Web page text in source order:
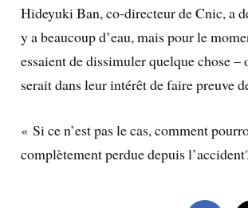
Hideyuki Ban, co-directeur de Cnic, a
y a beaucoup d’eau, mais pour le
essaient de dissimuler quelque chose
serait dans leur intérêt de faire preuve
« Si ce n’est pas le cas, comment
complètement perdue depuis